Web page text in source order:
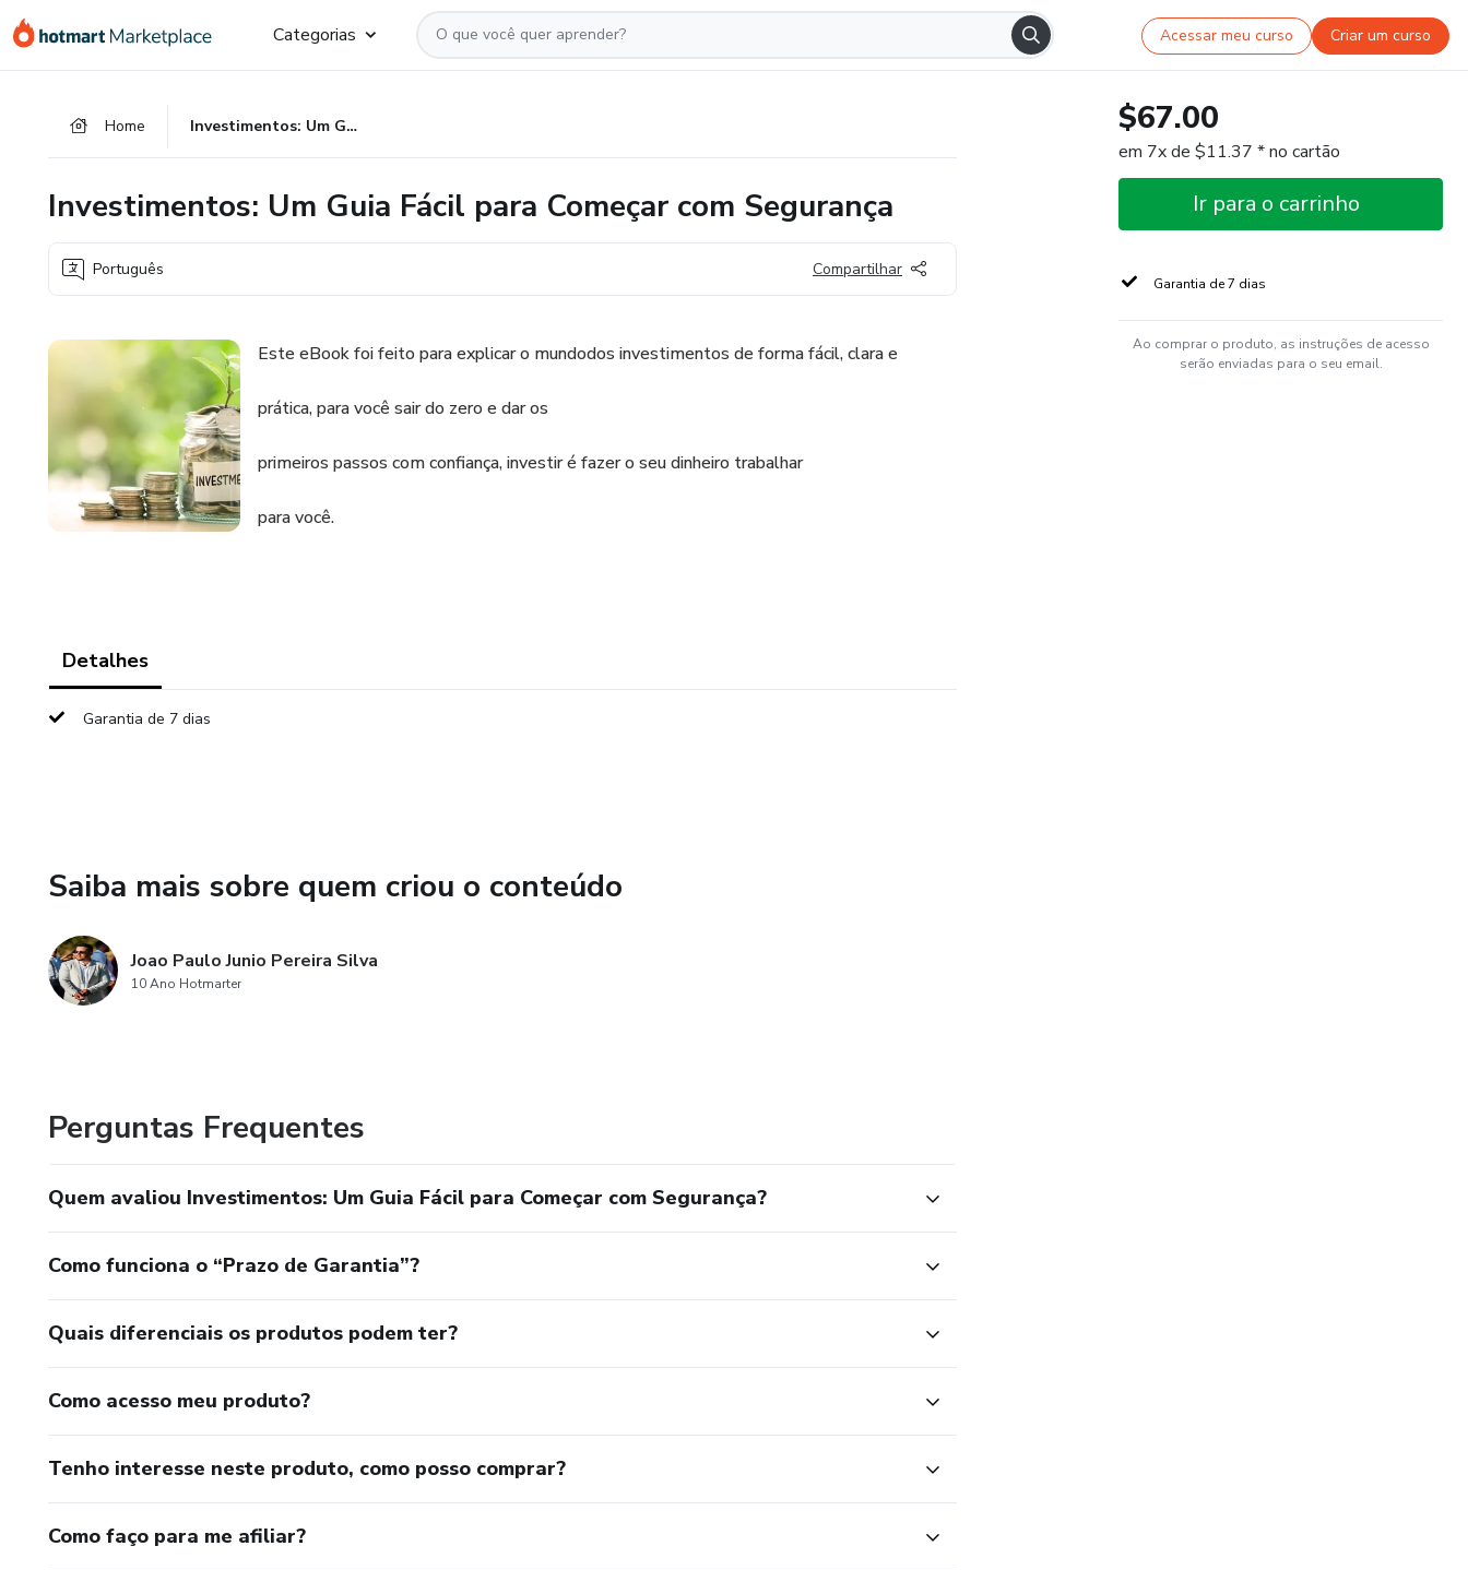
para
para
para
Categorias Acessar meu curso Criar um curso
Home Investimentos: Um Guia Fácil para Começar com Segurança
Investimentos: Um Guia Fácil para Começar com Segurança
Português Compartilhar
Este eBook foi feito para explicar o mundodos investimentos de forma fácil, clara e
prática, para você sair do zero e dar os
primeiros passos com confiança, investir é fazer o seu dinheiro trabalhar
para você.
Detalhes
Garantia de 7 dias
Saiba mais sobre quem criou o conteúdo
Joao Paulo Junio Pereira Silva
10 Ano Hotmarter
Perguntas Frequentes
Quem avaliou Investimentos: Um Guia Fácil para Começar com Segurança?
Como funciona o “Prazo de Garantia”?
Quais diferenciais os produtos podem ter?
Como acesso meu produto?
Tenho interesse neste produto, como posso comprar?
Como faço para me afiliar?
$67.00
em 7x de $11.37 * no cartão
Ir para o carrinho
Garantia de 7 dias
Ao comprar o produto, as instruções de acesso
serão enviadas para o seu email.